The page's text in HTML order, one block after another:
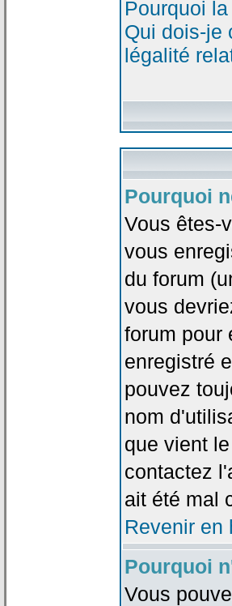
Pourquoi
Qui dois-je
légalité
Pourquoi
Vous êtes-
vous
du forum
vous
forum pour
enregistré
pouvez
nom
que vient
contactez
ait été mal
Revenir en
Pourquoi
Vous